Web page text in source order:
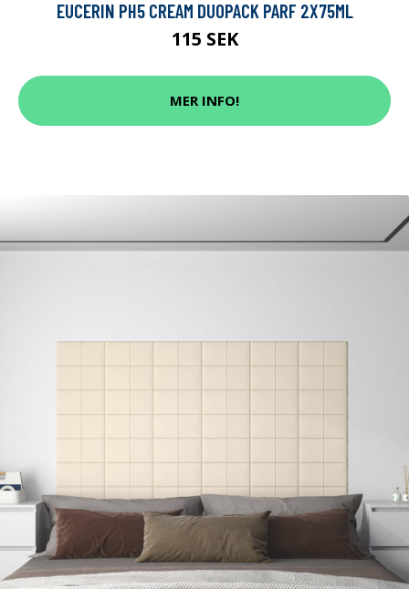
EUCERIN PH5 CREAM DUOPACK PARF 2X75ML
115 SEK
MER INFO!